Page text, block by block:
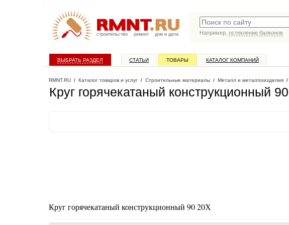
строительство ремонт дом и дача
Например, остекление балконов
ВЫБРАТЬ РАЗДЕЛ СТАТЬИ ТОВАРЫ КАТАЛОГ КОМПАНИЙ
RMNT.RU / Каталог товаров и услуг / Строительные материалы / Металл и металлоизделия /
Круг горячекатаный конструкционный 90
Круг горячекатаный конструкционный 90 20Х